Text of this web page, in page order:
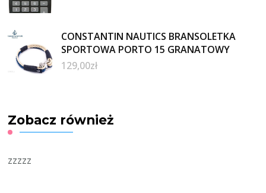
CONSTANTIN NAUTICS BRANSOLETKA
SPORTOWA PORTO 15 GRANATOWY
129,00zł
Zobacz również
zzzzz